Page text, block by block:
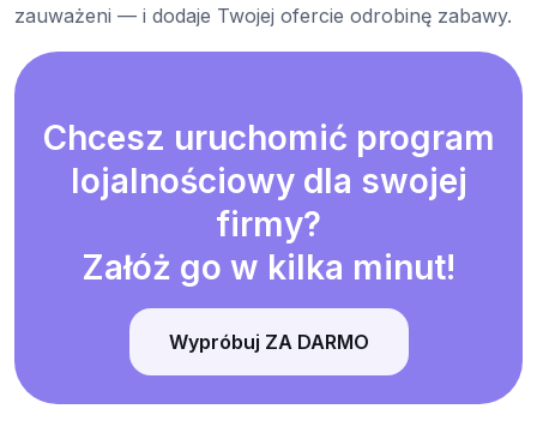
zauważeni — i dodaje Twojej ofercie odrobinę zabawy.
Chcesz uruchomić program
lojalnościowy dla swojej
firmy?
Załóż go w kilka minut!
Wypróbuj ZA DARMO